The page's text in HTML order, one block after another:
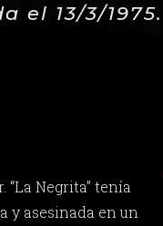
el 13/3/
Negrita” tenía
y asesinada en un